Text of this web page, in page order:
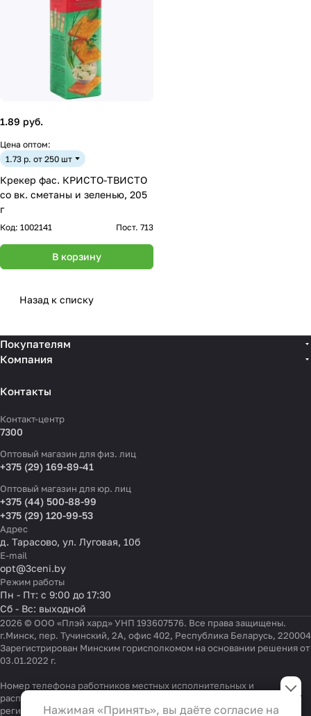
1.89 руб.
Цена оптом:
1.73 р. от 250 шт
Крекер фас. КРИСТО-ТВИСТО
со вк. сметаны и зеленью, 205
г
Код: 1002141 Пост. 713
В корзину
Назад к списку
Покупателям
Компания
Контакты
Контакт-центр
7300
Оптовый магазин для физ. лиц
+375 (29) 169-89-41
Оптовый магазин для юр. лиц
+375 (44) 500-88-99
+375 (29) 120-99-53
Адрес
д. Тарасово, ул. Луговая, 10б
E-mail
opt@3ceni.by
Режим работы
Пн - Пт: с 9:00 до 17:30
Сб - Вс: выходной
2026 © ООО «Плэй хард» УНП 193607576. Все права защищены.
г.Минск, пер. Тучинский, 2А, офис 402, Республика Беларусь, 220004
Зарегистрирован Минским горисполкомом на основании решения от
03.01.2022 г.
Номер телефона работников местных исполнительных и
распорядительных органов по месту государственной
регистрации ООО «Плэй хард», уполномоченных рассматривать
Функциональные
Нажимая «Принять», вы даёте согласие на